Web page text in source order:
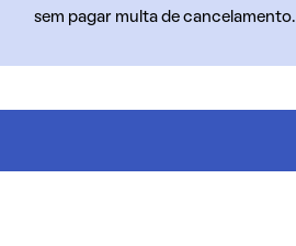
sem pagar multa de cancelamento.